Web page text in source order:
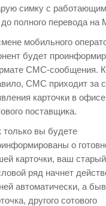
симку с
полного перевода на
мобильного
будет
СМС-сообщения.
СМС приходит за
карточки в офисе
поставщика.
только вы будете
о
карточки, ваш старый
ряд начнет
автоматически, а
другого сотового